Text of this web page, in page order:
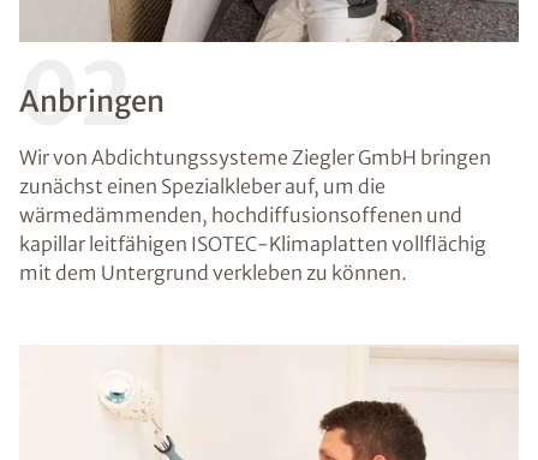
02
Anbringen
Wir von Abdichtungssysteme Ziegler GmbH bringen
zunächst einen Spezialkleber auf, um die
wärmedämmenden, hochdiffusionsoffenen und
kapillar leitfähigen ISOTEC-Klimaplatten vollflächig
mit dem Untergrund verkleben zu können.